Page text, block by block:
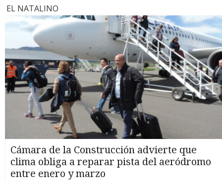
EL NATALINO
Cámara de la Construcción advierte que
clima obliga a reparar pista del aeródromo
entre enero y marzo